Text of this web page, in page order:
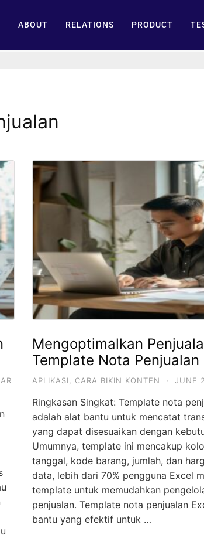
ABOUT RELATIONS PRODUCT
Mengoptimalkan
Template Nota Penjualan
APLIKASI CARA BIKIN KONTEN · JUNE
Ringkasan Singkat: Template nota
adalah alat bantu untuk mencatat
yang dapat disesuaikan dengan
Umumnya, template ini mencakup
tanggal, kode barang, jumlah, dan
data, lebih dari 70% pengguna Excel
template untuk memudahkan
penjualan. Template nota penjualan
bantu yang efektif untuk …